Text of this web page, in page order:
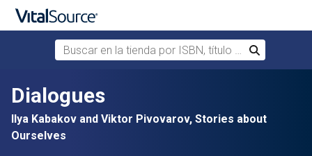
Saltar al contenido principal
Buscar en la tienda por ISBN, título o autor
Buscar
Dialogues
Ilya Kabakov and Viktor Pivovarov, Stories about
Ourselves